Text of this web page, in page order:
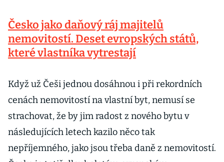
Česko jako daňový ráj majitelů
nemovitostí. Deset evropských států,
které vlastníka vytrestají
Když už Češi jednou dosáhnou i při rekordních
cenách nemovitostí na vlastní byt, nemusí se
strachovat, že by jim radost z nového bytu v
následujících letech kazilo něco tak
nepříjemného, jako jsou třeba daně z nemovitostí.